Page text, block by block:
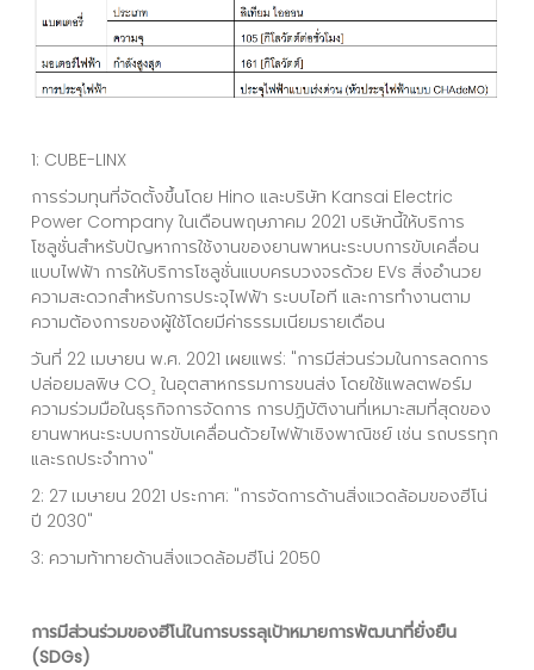
1: CUBE-LINX
การร่วมทุนที่จัดตั้งขึ้นโดย Hino และบริษัท Kansai Electric
Power Company ในเดือนพฤษภาคม 2021 บริษัทนี้ให้บริการ
โซลูชั่นสำหรับปัญหาการใช้งานของยานพาหนะระบบการขับเคลื่อน
แบบไฟฟ้า การให้บริการโซลูชั่นแบบครบวงจรด้วย EVs สิ่งอำนวย
ความสะดวกสำหรับการประจุไฟฟ้า ระบบไอที และการทำงานตาม
ความต้องการของผู้ใช้โดยมีค่าธรรมเนียมรายเดือน
วันที่ 22 เมษายน พ.ศ. 2021 เผยแพร่: "การมีส่วนร่วมในการลดการ
ปล่อยมลพิษ CO₂ ในอุตสาหกรรมการขนส่ง โดยใช้แพลตฟอร์ม
ความร่วมมือในธุรกิจการจัดการ การปฏิบัติงานที่เหมาะสมที่สุดของ
ยานพาหนะระบบการขับเคลื่อนด้วยไฟฟ้าเชิงพาณิชย์ เช่น รถบรรทุก
และรถประจำทาง"
2: 27 เมษายน 2021 ประกาศ: "การจัดการด้านสิ่งแวดล้อมของฮีโน่
ปี 2030"
3: ความท้าทายด้านสิ่งแวดล้อมฮีโน่ 2050
การมีส่วนร่วมของฮีโน่ในการบรรลุเป้าหมายการพัฒนาที่ยั่งยืน
(SDGs)